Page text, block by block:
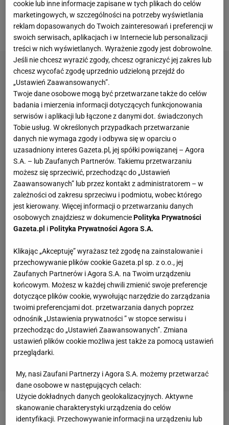
Pogonią Szczecin, sugerują progres i zwiększające
się szanse na utrzymanie w Ekstraklasie.
Zobacz wideo
PGE Projekt Warszawa w półfinale
cookie lub inne informacje zapisane w tych plikach do celów
marketingowych, w szczególności na potrzeby wyświetlania
reklam dopasowanych do Twoich zainteresowań i preferencji w
swoich serwisach, aplikacjach i w Internecie lub personalizacji
treści w nich wyświetlanych. Wyrażenie zgody jest dobrowolne.
Jeśli nie chcesz wyrazić zgody, chcesz ograniczyć jej zakres lub
chcesz wycofać zgodę uprzednio udzieloną przejdź do
„Ustawień Zaawansowanych”.
Twoje dane osobowe mogą być przetwarzane także do celów
badania i mierzenia informacji dotyczących funkcjonowania
serwisów i aplikacji lub łączone z danymi dot. świadczonych
Tobie usług. W określonych przypadkach przetwarzanie
danych nie wymaga zgody i odbywa się w oparciu o
uzasadniony interes Gazeta.pl, jej spółki powiązanej – Agora
S.A. – lub Zaufanych Partnerów. Takiemu przetwarzaniu
możesz się sprzeciwić, przechodząc do „Ustawień
Zaawansowanych” lub przez kontakt z administratorem – w
zależności od zakresu sprzeciwu i podmiotu, wobec którego
jest kierowany. Więcej informacji o przetwarzaniu danych
osobowych znajdziesz w dokumenciePolityka Prywatności
Gazeta.pl iPolityka Prywatności Agora S.A.
Klikając „Akceptuję” wyrażasz też zgodę na zainstalowanie i
przechowywanie plików cookie Gazeta.pl sp. z o.o., jej
Zaufanych Partnerów i Agora S.A. na Twoim urządzeniu
końcowym. Możesz w każdej chwili zmienić swoje preferencje
dotyczące plików cookie, wywołując narzędzie do zarządzania
twoimi preferencjami dot. przetwarzania danych poprzez
odnośnik „Ustawienia prywatności ” w stopce serwisu i
przechodząc do „Ustawień Zaawansowanych”. Zmiana
ustawień plików cookie możliwa jest także za pomocą ustawień
przeglądarki.
My, nasi Zaufani Partnerzy i Agora S.A. możemy przetwarzać
dane osobowe w następujących celach:
Użycie dokładnych danych geolokalizacyjnych. Aktywne
skanowanie charakterystyki urządzenia do celów
identyfikacji. Przechowywanie informacji na urządzeniu lub